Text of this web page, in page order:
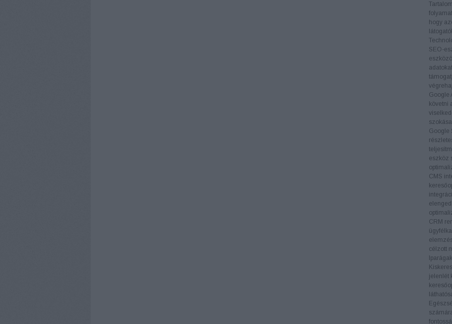
hogy
SEO-
Google
követni
Google
eszköz
CMS
CRM
célzott
Iparágak
jelenlét